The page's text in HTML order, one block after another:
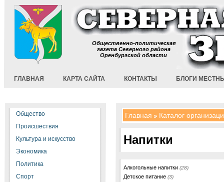
Общественно-политическая
газета Северного района
Оренбургской области
ГЛАВНАЯ КАРТА САЙТА КОНТАКТЫ БЛОГИ
Общество
Происшествия
Культура и искусство
Экономика
Политика
Спорт
Главная Каталог
Напитки
Алкогольные напитки (28)
Детское питание (3)